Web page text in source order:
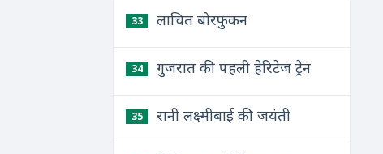
33 लाचित बोरफुकन
34 गुजरात की पहली हेरिटेज ट्रेन
35 रानी लक्ष्मीबाई की जयंती